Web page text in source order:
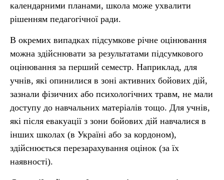
календарними планами, школа може ухвалити
рішенням педагогічної ради.
В окремих випадках підсумкове річне оцінювання
можна здійснювати за результатами підсумкового
оцінювання за перший семестр. Наприклад, для
учнів, які опинилися в зоні активних бойових дій,
зазнали фізичних або психологічних травм, не мали
доступу до навчальних матеріалів тощо. Для учнів,
які після евакуації з зони бойових дій навчалися в
інших школах (в Україні або за кордоном),
здійснюється перезарахування оцінок (за їх
наявності).